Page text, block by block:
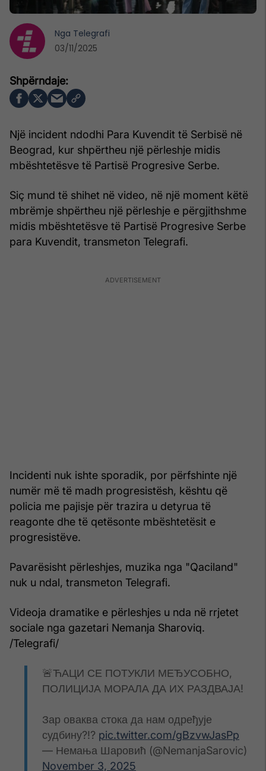
Një incident ndodhi Para Kuvendit të Serbisë në
Beograd, kur shpërtheu një përleshje midis
mbështetësve të Partisë Progresive Serbe.
Siç mund të shihet në video, në një moment këtë
mbrëmje shpërtheu një përleshje e përgjithshme
midis mbështetësve të Partisë Progresive Serbe
para Kuvendit, transmeton Telegrafi.
Incidenti nuk ishte sporadik, por përfshinte një
numër më të madh progresistësh, kështu që
policia me pajisje për trazira u detyrua të
reagonte dhe të qetësonte mbështetësit e
progresistëve.
Pavarësisht përleshjes, muzika nga "Qaciland"
nuk u ndal, transmeton Telegrafi.
Videoja dramatike e përleshjes u nda në rrjetet
sociale nga gazetari Nemanja Sharoviq.
/Telegrafi/
🚨ЋАЦИ СЕ ПОТУКЛИ МЕЂУСОБНО,
ПОЛИЦИЈА МОРАЛА ДА ИХ РАЗДВАЈА!
Зар оваква стока да нам одређује
судбину?!? pic.twitter.com/gBzvwJasPp
— Немања Шаровић (@NemanjaSarovic)
November 3, 2025
Nga Telegrafi
03/11/2025